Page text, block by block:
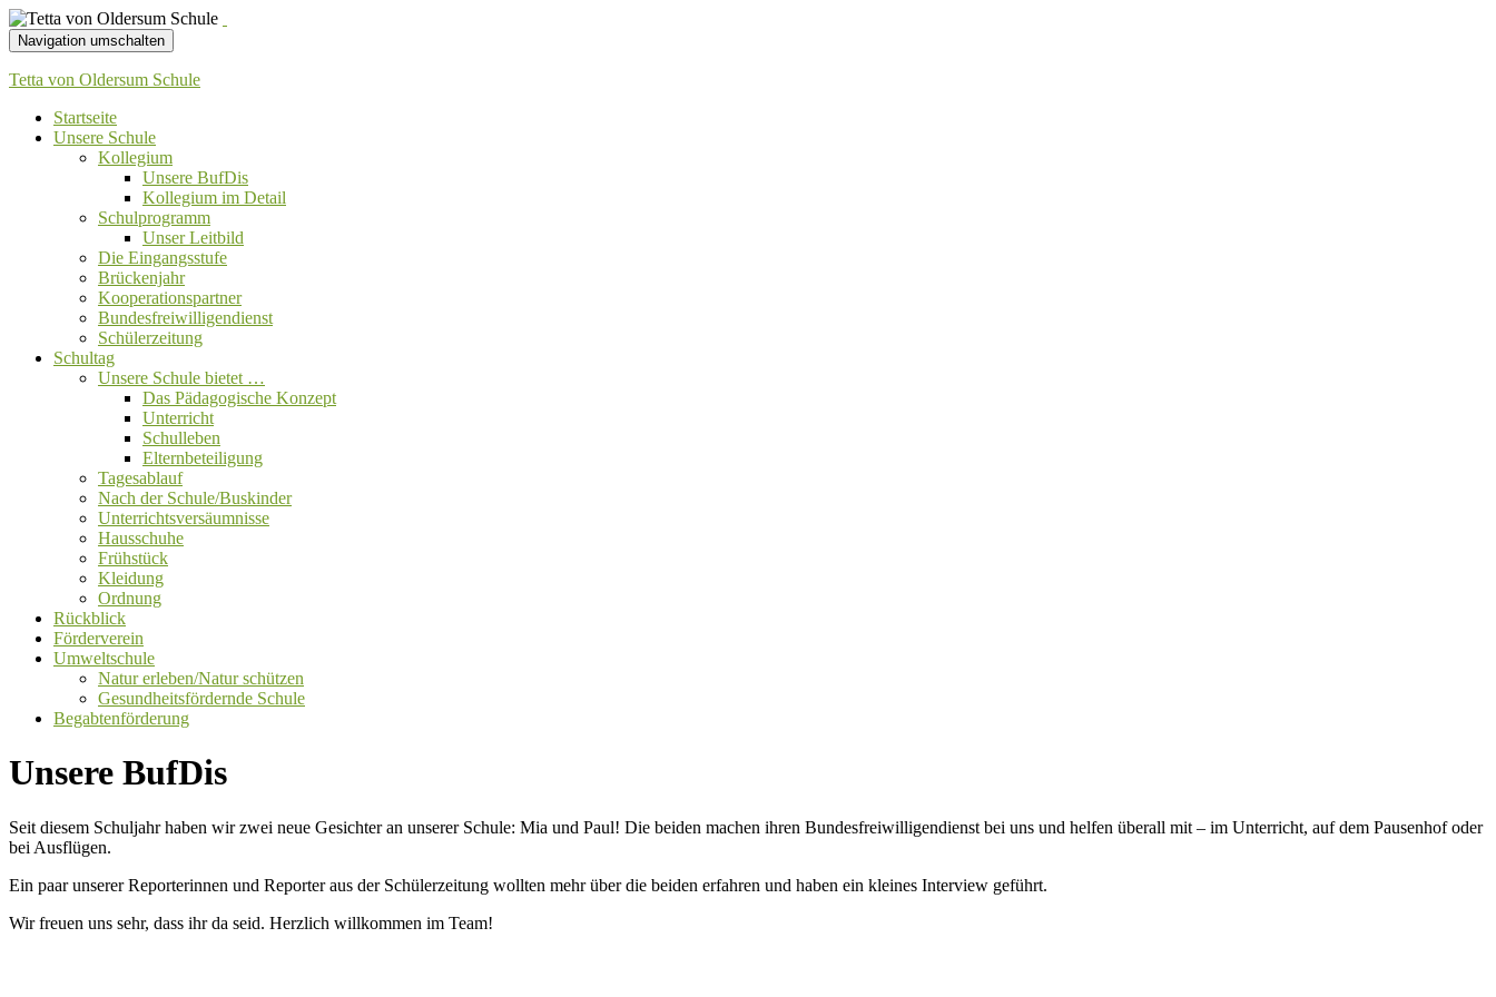
Navigation umschalten
Tetta von Oldersum Schule
Startseite
Unsere Schule
Kollegium
Unsere BufDis
Kollegium im Detail
Schulprogramm
Unser Leitbild
Die Eingangsstufe
Brückenjahr
Kooperationspartner
Bundesfreiwilligendienst
Schülerzeitung
Schultag
Unsere Schule bietet …
Das Pädagogische Konzept
Unterricht
Schulleben
Elternbeteiligung
Tagesablauf
Nach der Schule/Buskinder
Unterrichtsversäumnisse
Hausschuhe
Frühstück
Kleidung
Ordnung
Rückblick
Förderverein
Umweltschule
Natur erleben/Natur schützen
Gesundheitsfördernde Schule
Begabtenförderung
Unsere BufDis
Seit diesem Schuljahr haben wir zwei neue Gesichter an unserer Schule: Mia und Paul! Die beiden machen ihren Bundesfreiwilligendienst bei uns und helfen überall mit – im Unterricht, auf dem Pausenhof oder
bei Ausflügen.
Ein paar unserer Reporterinnen und Reporter aus der Schülerzeitung wollten mehr über die beiden erfahren und haben ein kleines Interview geführt.
Wir freuen uns sehr, dass ihr da seid. Herzlich willkommen im Team!